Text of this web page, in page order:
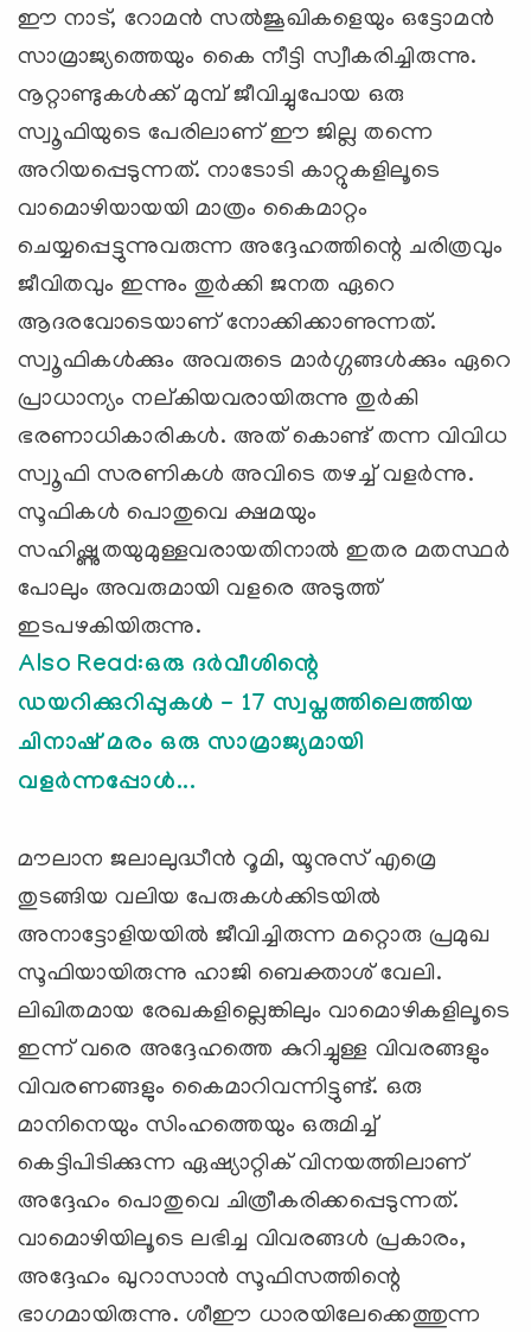
ഈ നാട്, റോമൻ സൽജൂഖികളെയും ഒട്ടോമൻ
സാമ്രാജ്യത്തെയും കൈ നീട്ടി സ്വീകരിച്ചിരുന്നു.
നൂറ്റാണ്ടുകള്‍ക്ക് മുമ്പ് ജീവിച്ചുപോയ ഒരു
സ്വൂഫിയുടെ പേരിലാണ് ഈ ജില്ല തന്നെ
അറിയപ്പെടുന്നത്. നാടോടി കാറ്റുകളിലൂടെ
വാമൊഴിയായയി മാത്രം കൈമാറ്റം
ചെയ്യപ്പെട്ടുന്നുവരുന്ന അദ്ദേഹത്തിന്റെ ചരിത്രവും
ജീവിതവും ഇന്നും തുര്‍ക്കി ജനത ഏറെ
ആദരവോടെയാണ് നോക്കിക്കാണുന്നത്.
സ്വൂഫികള്‍ക്കും അവരുടെ മാര്‍ഗ്ഗങ്ങള്‍ക്കും ഏറെ
പ്രാധാന്യം നല്കിയവരായിരുന്നു തുര്‍കി
ഭരണാധികാരികള്‍. അത് കൊണ്ട് തന്ന വിവിധ
സ്വൂഫി സരണികള്‍ അവിടെ തഴച്ച് വളര്‍ന്നു.
സൂഫികൾ പൊതുവെ ക്ഷമയും
സഹിഷ്ണുതയുമുള്ളവരായതിനാൽ ഇതര മതസ്ഥര്‍
പോലും അവരുമായി വളരെ അടുത്ത്
ഇടപഴകിയിരുന്നു.
Also Read:ഒരു ദര്‍വീശിന്റെ
ഡയറിക്കുറിപ്പുകള്‍ - 17 സ്വപ്നത്തിലെത്തിയ
ചിനാഷ് മരം ഒരു സാമ്രാജ്യമായി
വളര്‍ന്നപ്പോള്‍...
മൗലാന ജലാലുദ്ധീൻ റൂമി, യൂനുസ് എമ്രെ
തുടങ്ങിയ വലിയ പേരുകൾക്കിടയിൽ
അനാട്ടോളിയയിൽ ജീവിച്ചിരുന്ന മറ്റൊരു പ്രമുഖ
സൂഫിയായിരുന്നു ഹാജി ബെക്താശ് വേലി.
ലിഖിതമായ രേഖകളില്ലെങ്കിലും വാമൊഴികളിലൂടെ
ഇന്ന് വരെ അദ്ദേഹത്തെ കുറിച്ചുള്ള വിവരങ്ങളും
വിവരണങ്ങളും കൈമാറിവന്നിട്ടുണ്ട്. ഒരു
മാനിനെയും സിംഹത്തെയും ഒരുമിച്ച്
കെട്ടിപിടിക്കുന്ന ഏഷ്യാറ്റിക് വിനയത്തിലാണ്
അദ്ദേഹം പൊതുവെ ചിത്രീകരിക്കപ്പെടുന്നത്.
വാമൊഴിയിലൂടെ ലഭിച്ച വിവരങ്ങള്‍ പ്രകാരം,
അദ്ദേഹം ഖുറാസാൻ സൂഫിസത്തിന്റെ
ഭാഗമായിരുന്നു. ശീഈ ധാരയിലേക്കെത്തുന്ന